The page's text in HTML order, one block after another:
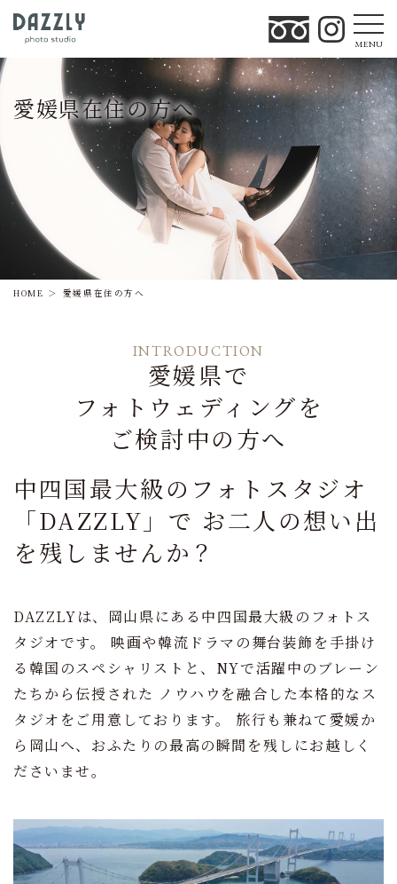
MENU
愛媛県在住の方へ
HOME 愛媛県在住の方へ
INTRODUCTION
愛媛県で
フォトウェディングを
ご検討中の方へ
中四国最大級のフォトスタジオ
「DAZZLY」で お二人の想い出
を残しませんか？
DAZZLYは、岡山県にある中四国最大級のフォトス
タジオです。
映画や韓流ドラマの舞台装飾を手掛け
る韓国のスペシャリストと、NYで活躍中のブレーン
たちから伝授された ノウハウを融合した本格的なス
タジオをご用意しております。
旅行も兼ねて愛媛か
ら岡山へ、おふたりの最高の瞬間を残しにお越しく
ださいませ。